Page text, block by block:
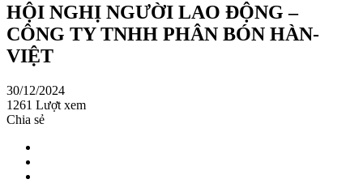
HỘI NGHỊ NGƯỜI LAO ĐỘNG –
CÔNG TY TNHH PHÂN BÓN HÀN-
VIỆT
30/12/2024
1261 Lượt xem
Chia sẻ